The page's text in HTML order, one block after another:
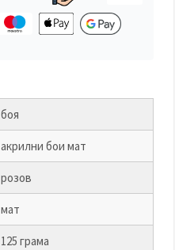
боя
акрилни бои мат
розов
мат
125 грама